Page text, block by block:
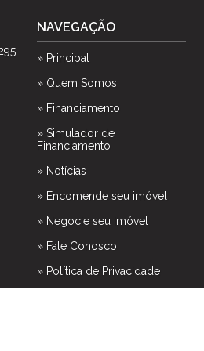
Spazio Monteverdi
Summer Sun
Veneza
Victória Neta
Villa das Flores Res. Margarida
Vista Linda
Vivance
NAVEGAÇÃO
» Principal
» Quem Somos
» Financiamento
» Simulador de
Financiamento
» Notícias
» Encomende seu imóvel
» Negocie seu Imóvel
» Fale Conosco
» Política de Privacidade